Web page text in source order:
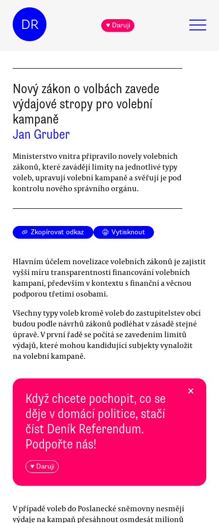
DR ♥ Daruji
Nový zákon o volbách zavede
výdajové stropy pro volební
kampaně
Jan Gruber
Ministerstvo vnitra připravilo novely volebních
zákonů, které zavádějí limity na jednotlivé typy
voleb, upravují volební kampaně a svěřují je pod
kontrolu nového správního orgánu.
Zkopírovat odkaz Vytisknout
Hlavním účelem novelizace volebních zákonů je zajistit
vyšší míru transparentnosti financování volebních
kampaní, především v kontextu s finanční a věcnou
podporou třetími osobami.
Všechny typy voleb kromě voleb do zastupitelstev obcí
budou podle návrhů zákonů podléhat v zásadě stejné
úpravě. V první řadě se počítá se zavedením limitů
výdajů, které mohou kandidující subjekty vynaložit
na volební kampaně.
Když chcete pochopit, co se
děje v domácí politice, stačí
číst Deník Referendum.
Podpořte nás!
♥ Daruji
×
V případě voleb do Poslanecké sněmovny nesmějí
výdaje na kampaň přesáhnout osmdesát milionů